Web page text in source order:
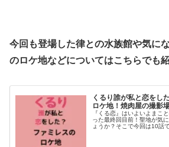
今回も登場した律との水族館や気に
のロケ地などについてはこちらでも
くるり誰が私と恋をし
ロケ地！焼肉屋の撮影
『くる恋』はいよいよまこ
った最終回目前！聖地が気
ょうか？そこで今回は10話